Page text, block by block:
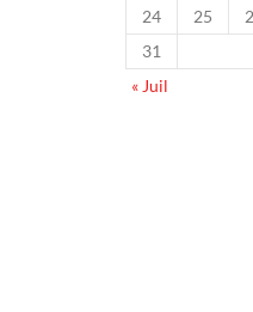
24
25
31
« Juil